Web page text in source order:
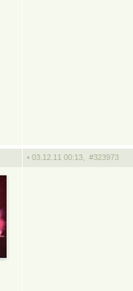
• 03.12.11 00:13, #323973